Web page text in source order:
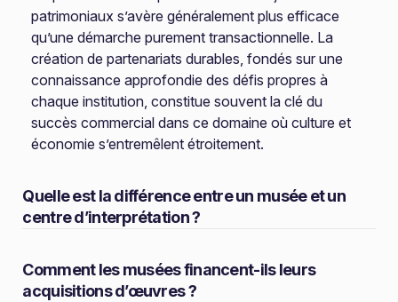
patrimoniaux s’avère généralement plus efficace
qu’une démarche purement transactionnelle. La
création de partenariats durables, fondés sur une
connaissance approfondie des défis propres à
chaque institution, constitue souvent la clé du
succès commercial dans ce domaine où culture et
économie s’entremêlent étroitement.
Quelle est la différence entre un musée et un
centre d’interprétation ?
Comment les musées financent-ils leurs
acquisitions d’œuvres ?